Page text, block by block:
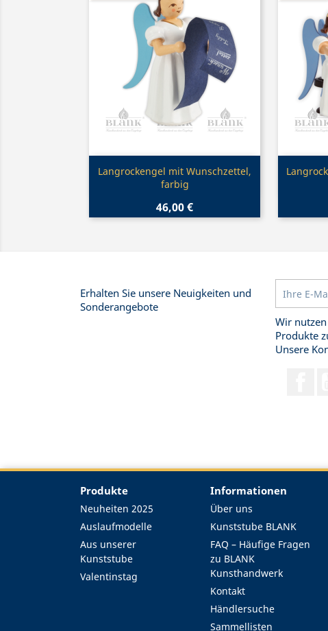
Vorschau
Langrockengel mit Wunschzettel,
farbig
46,00 €
Erhalten Sie unsere Neuigkeiten und
Sonderangebote
Wir
Produkte
Unsere
Produkte
Neuheiten 2025
Auslaufmodelle
Aus unserer
Kunststube
Valentinstag
Informationen
Über uns
Kunststube BLANK
FAQ – Häufige Fragen
zu BLANK
Kunsthandwerk
Kontakt
Händlersuche
Sammellisten